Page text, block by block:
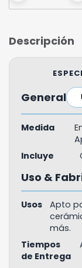
Descripción
General
Medida
Incluye
Uso &
Usos
Apto
más.
Tiempos
de Entrega